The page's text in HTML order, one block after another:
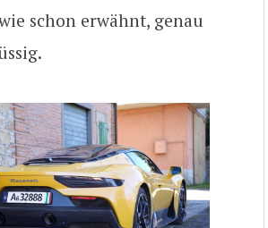
schon erwähnt, genau